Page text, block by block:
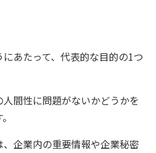
あたって、代表的な目的の1つ
間性に問題がないかどうかを
企業内の重要情報や企業秘密